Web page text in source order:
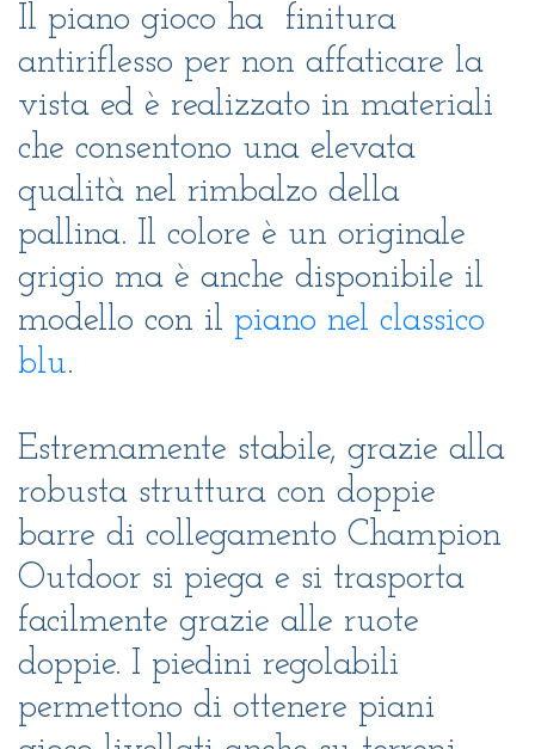
Il piano gioco ha finitura
antiriflesso per non affaticare la
vista ed è realizzato in materiali
che consentono una elevata
qualità nel rimbalzo della
pallina. Il colore è un originale
grigio ma è anche disponibile il
modello con il piano nel classico
blu.
Estremamente stabile, grazie alla
robusta struttura con doppie
barre di collegamento Champion
Outdoor si piega e si trasporta
facilmente grazie alle ruote
doppie. I piedini regolabili
permettono di ottenere piani